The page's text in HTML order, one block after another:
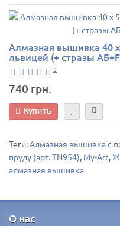
Алмазная вышивка 40
львицей (+ стразы
3
740 грн.
Купить
Теги:Алмазная вышивка с
пруду (арт. TN954), My-Art,
алмазная вышивка
О нас